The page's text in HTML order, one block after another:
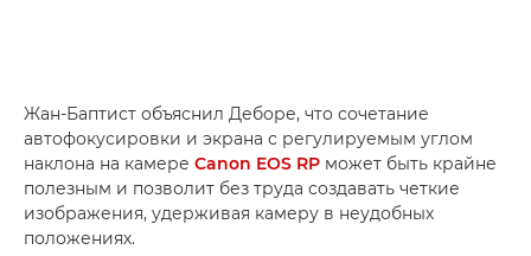
Жан-Баптист объяснил Деборе, что сочетание
автофокусировки и экрана с регулируемым углом
наклона на камере Canon EOS RP может быть крайне
полезным и позволит без труда создавать четкие
изображения, удерживая камеру в неудобных
положениях.